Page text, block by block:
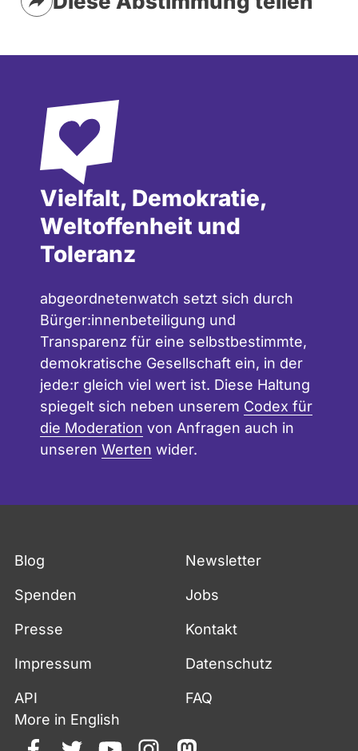
Vielfalt, Demokratie,
Weltoffenheit und
Toleranz
abgeordnetenwatch setzt sich durch
Bürger:innenbeteiligung und
Transparenz für eine selbstbestimmte,
demokratische Gesellschaft ein, in der
jede:r gleich viel wert ist. Diese Haltung
spiegelt sich neben unserem Codex für
die Moderation von Anfragen auch in
unseren Werten wider.
Blog Newsletter
Spenden Jobs
Presse Kontakt
Impressum Datenschutz
API
FAQ
More in English